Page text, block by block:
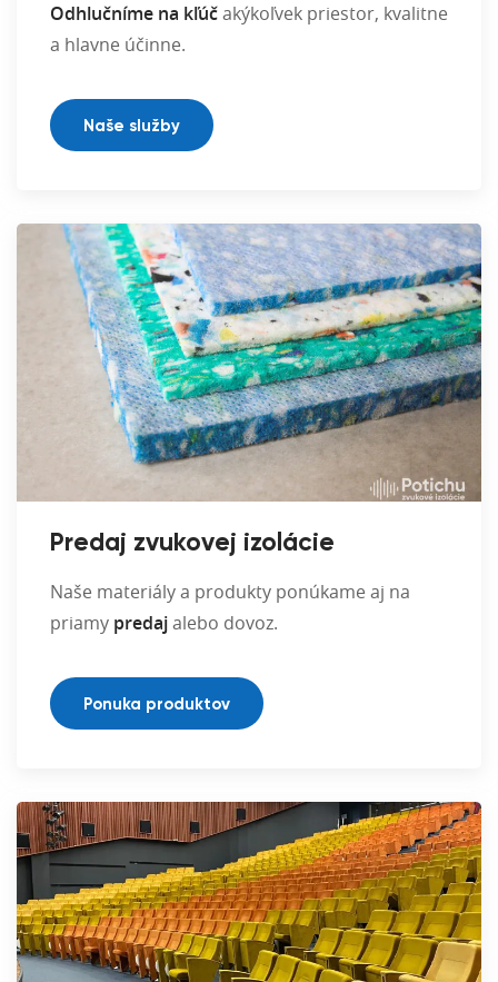
Odhlučníme na kľúčakýkoľvek priestor, kvalitne
a hlavne účinne.
Naše služby
Predaj zvukovej izolácie
Naše materiály a produkty ponúkame aj na
priamy predajalebo dovoz.
Ponuka produktov